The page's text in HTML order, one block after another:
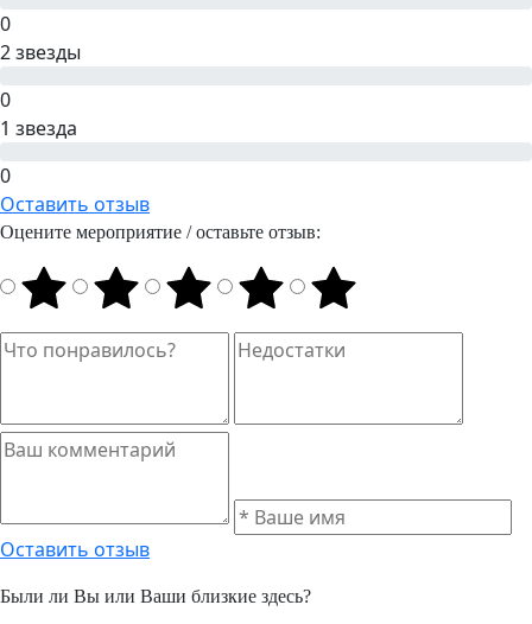
0
2 звезды
0
1 звезда
0
Оставить отзыв
Оцените мероприятие / оставьте отзыв:
Оставить отзыв
Были ли Вы или Ваши близкие здесь?